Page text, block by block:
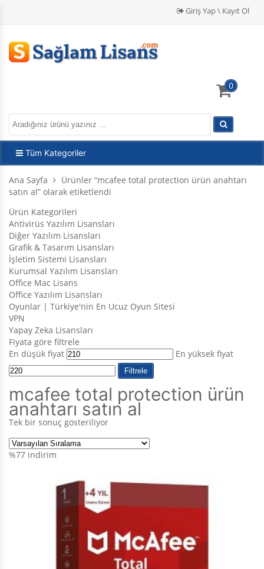
Giriş Yap \ Kayıt Ol
0
Tüm Kategoriler
Ana Sayfa
Ürünler “mcafee total protection ürün anahtarı
satın al” olarak etiketlendi
Ürün Kategorileri
Antivirüs Yazılım Lisansları
Diğer Yazılım Lisansları
Grafik & Tasarım Lisansları
İşletim Sistemi Lisansları
Kurumsal Yazılım Lisansları
Office Mac Lisans
Office Yazılım Lisansları
Oyunlar | Türkiye'nin En Ucuz Oyun Sitesi
VPN
Yapay Zeka Lisansları
Fiyata göre filtrele
En düşük fiyat
En yüksek fiyat
Filtrele
mcafee total protection ürün
anahtarı satın al
Tek bir sonuç gösteriliyor
%77 indirim